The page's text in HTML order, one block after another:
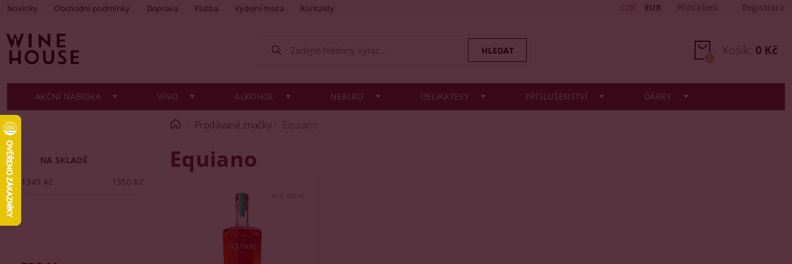
Novinky Obchodní podmínky Doprava Platba Výdejní místa Kontakty EUR Přihlášení Registrace
Košík: 0 Kč
0
AKČNÍ NABÍDKA VÍNO ALKOHOL NEALKO DELIKATESY PŘÍSLUŠENSTVÍ DÁRKY
NA SKLADĚ
1349 Kč 1350 Kč
Prodávané značky Equiano
Equiano
Kód: 42645